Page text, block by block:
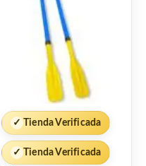
✓ Tienda Verificada
✓ Tienda Verificada